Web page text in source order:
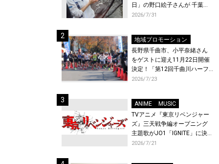
日」の野口絵子さんが 千葉県
唯一の村・長生村で地引網を
2026/7/31
地域プロモーション
長野県千曲市、小平奈緒さん
をゲストに迎え11月22日開催
決定！「第12回千曲川ハーフ
マラソン」エントリー受付開
2026/7/23
ANIME
MUSIC
TVアニメ『東京リベンジャー
ズ』三天戦争編オープニング
主題歌がJO1「IGNITE」に決
定！メンバー全員から喜びと
2026/7/21